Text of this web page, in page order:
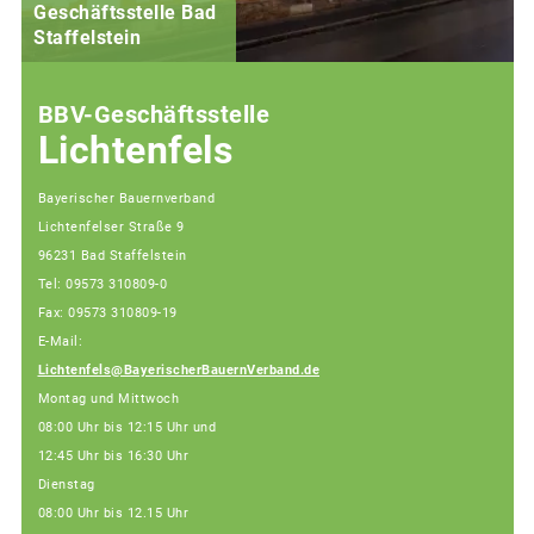
Geschäftsstelle Bad
Staffelstein
BBV-Geschäftsstelle
Lichtenfels
Bayerischer Bauernverband
Lichtenfelser Straße 9
96231 Bad Staffelstein
Tel: 09573 310809-0
Fax: 09573 310809-19
E-Mail:
Lichtenfels@BayerischerBauernVerband.de
Montag und Mittwoch
08:00 Uhr bis 12:15 Uhr und
12:45 Uhr bis 16:30 Uhr
Dienstag
08:00 Uhr bis 12.15 Uhr